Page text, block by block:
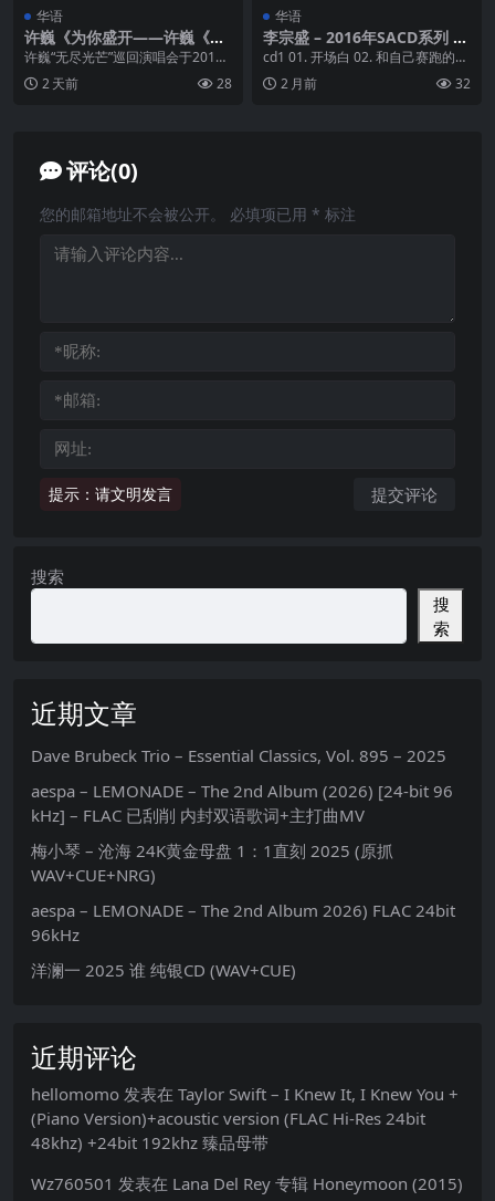
华语
许巍《为你盛开——许巍《无
尽光芒》巡回演唱会现场纪
念》FLAC 24bit 48kHz
许巍“无尽光芒”巡回演唱会于2019
年5月从深圳启航，覆盖19座城市
共21场演出...
2 天前 28
华语
李宗盛 – 2016年SACD系列 –
作品李宗盛 DSD DSF
cd1 01. 开场白 02. 和自己赛跑的人
03.17岁女生的温柔 04. ...
2 月前 32
评论(0)
提示：请文明发言
您的邮箱地址不会被公开。 必填项已用 * 标注
搜索
搜
索
近期文章
Dave Brubeck Trio – Essential Classics, Vol. 895 – 2025
aespa – LEMONADE – The 2nd Album (2026) [24-bit 96
kHz] – FLAC 已刮削 内封双语歌词+主打曲MV
梅小琴 – 沧海 24K黄金母盘 1：1直刻 2025 (原抓
WAV+CUE+NRG)
aespa – LEMONADE – The 2nd Album 2026) FLAC 24bit
96kHz
洋澜一 2025 谁 纯银CD (WAV+CUE)
近期评论
hellomomo 发表在 Taylor Swift – I Knew It, I Knew You +
(Piano Version)+acoustic version (FLAC Hi-Res 24bit
48khz) +24bit 192khz 臻品母带
Wz760501 发表在 Lana Del Rey 专辑 Honeymoon (2015)